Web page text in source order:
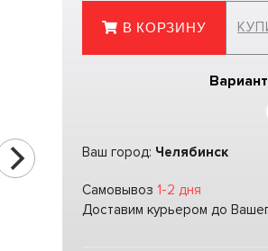
В КОРЗИНУ
Ваш город: Челябинск
Самовывоз 1-2 дня
Доставим курьером до